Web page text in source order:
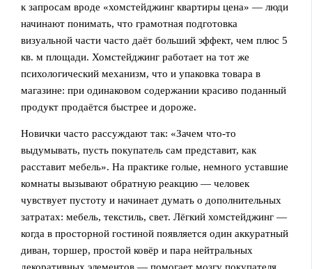
к запросам вроде «хомстейджинг квартиры цена» — люди
начинают понимать, что грамотная подготовка
визуальной части часто даёт больший эффект, чем плюс 5
кв. м площади. Хомстейджинг работает на тот же
психологический механизм, что и упаковка товара в
магазине: при одинаковом содержании красиво поданный
продукт продаётся быстрее и дороже.
Новички часто рассуждают так: «Зачем что-то
выдумывать, пусть покупатель сам представит, как
расставит мебель». На практике голые, немного уставшие
комнаты вызывают обратную реакцию — человек
чувствует пустоту и начинает думать о дополнительных
затратах: мебель, текстиль, свет. Лёгкий хомстейджинг —
когда в просторной гостиной появляется один аккуратный
диван, торшер, простой ковёр и пара нейтральных